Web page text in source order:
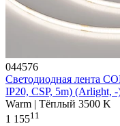
044576
Светодиодная лента
IP20, CSP, 5m) (Arlight, -
Warm | Тёплый 3500 K
1 15511